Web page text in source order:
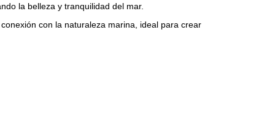
la belleza y tranquilidad del mar.
con la naturaleza marina, ideal para crear